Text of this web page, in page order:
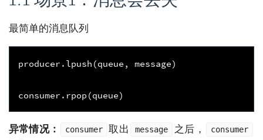
最简单的消息队列
producer . lpush (queue , message)
consumer . rpop (queue)
异常情况： consumer 取出 message 之后， consumer